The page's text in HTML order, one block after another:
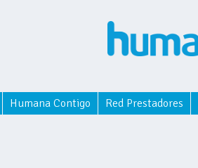
Humana Contigo Red Prestadores